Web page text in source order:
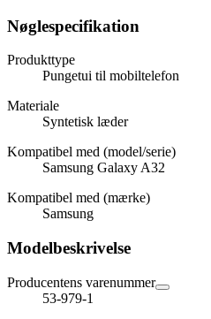
Nøglespecifikation
Produkttype
Pungetui til mobiltelefon
Materiale
Syntetisk læder
Kompatibel med (model/serie)
Samsung Galaxy A32
Kompatibel med (mærke)
Samsung
Modelbeskrivelse
Producentens varenummer
53-979-1